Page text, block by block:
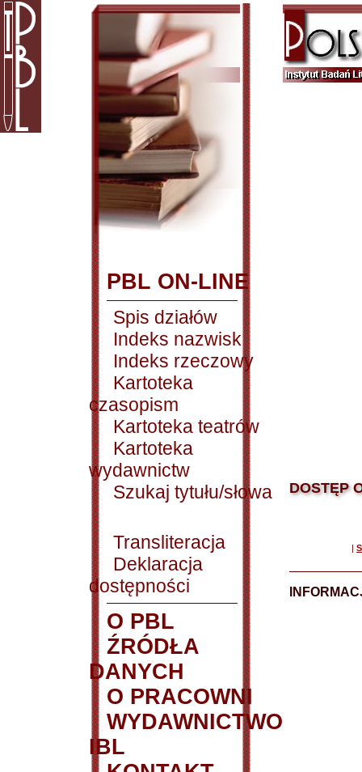
PBL ON-LINE
Spis działów
Indeks nazwisk
Indeks rzeczowy
Kartoteka
czasopism
Kartoteka teatrów
Kartoteka
wydawnictw
Szukaj tytułu/słowa
Transliteracja
Deklaracja
dostępności
O PBL
ŹRÓDŁA
DANYCH
O PRACOWNI
WYDAWNICTWO
IBL
DOSTĘP
|